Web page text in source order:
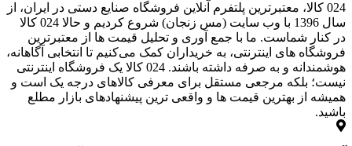
024 کالا، معتبرترین پلتفرم آنلاین فروشگاه صنایع دستی در ایران، از
سال 1396 با وب سایت (مس زنجان) شروع کردیم و حالا 024 کالا
در کنار شماست. ما با جمع‌ آوری و تحلیل قیمت‌ ها از معتبرترین
فروشگاه‌ های اینترنتی، به خریداران کمک می‌کنیم تا انتخابی آگاهانه،
هوشمندانه و به‌ صرفه داشته باشند. 024 کالا یک فروشگاه اینترنتی
نیست؛ بلکه مرجعی مستقل برای معرفی کالاهای درجه یک است و
همیشه از بهترین قیمت‌ ها و واقعی‌ ترین پیشنهادهای بازار مطلع
باشید.